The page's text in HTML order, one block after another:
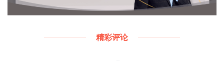
钟，可在用户代码里可以直接读写 GPR3[15:0]：
精彩评论